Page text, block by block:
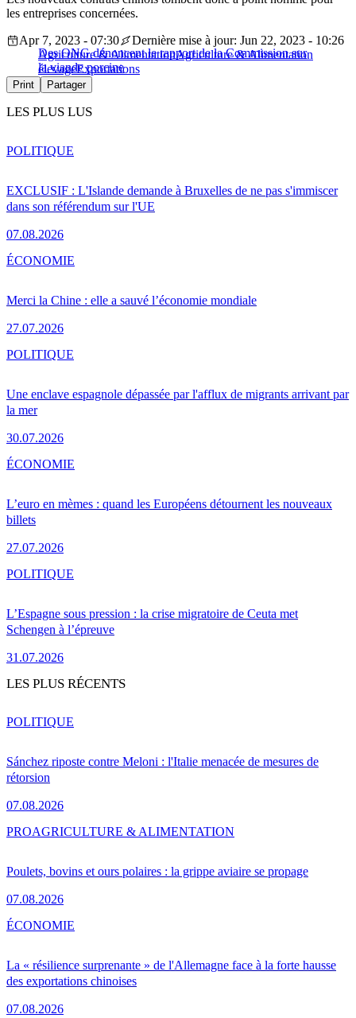
les entreprises concernées.
Des ONG dénoncent le rapport de la Commission sur
la viande porcine
Apr 7, 2023 - 07:30
Dernière mise à jour: Jun 22, 2023 - 10:26
Agriculture & AlimentationAgriculture & Alimentation
élevageExportations
Print Partager
LES PLUS LUS
EXCLUSIF : L'Islande demande à Bruxelles de ne pas s'immiscer
dans son référendum sur l'UE
07.08.2026
POLITIQUE
Merci la Chine : elle a sauvé l’économie mondiale
27.07.2026
ÉCONOMIE
Une enclave espagnole dépassée par l'afflux de migrants arrivant par
la mer
30.07.2026
POLITIQUE
L’euro en mèmes : quand les Européens détournent les nouveaux
billets
27.07.2026
ÉCONOMIE
L’Espagne sous pression : la crise migratoire de Ceuta met
Schengen à l’épreuve
31.07.2026
POLITIQUE
LES PLUS RÉCENTS
Sánchez riposte contre Meloni : l'Italie menacée de mesures de
rétorsion
07.08.2026
POLITIQUE
Poulets, bovins et ours polaires : la grippe aviaire se propage
07.08.2026
PROAGRICULTURE & ALIMENTATION
La « résilience surprenante » de l'Allemagne face à la forte hausse
des exportations chinoises
07.08.2026
ÉCONOMIE